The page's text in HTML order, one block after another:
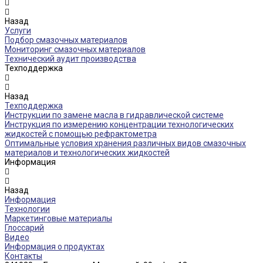
Назад
Услуги
Подбор смазочных материалов
Мониторинг смазочных материалов
Технический аудит производства
Техподдержка
Назад
Техподдержка
Инструкции по замене масла в гидравлической системе
Инструкция по измерению концентрации технологических
жидкостей с помощью рефрактометра
Оптимальные условия хранения различных видов смазочных
материалов и технологических жидкостей
Информация
Назад
Информация
Технологии
Маркетинговые материалы
Глоссарий
Видео
Информация о продуктах
Контакты